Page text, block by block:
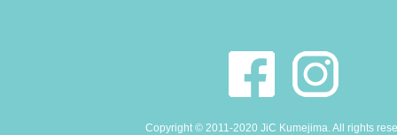
Copyright © 2011-2020 JiC Kumejima. All rights